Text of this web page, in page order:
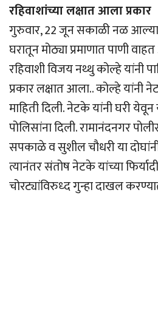
रहिवाशांच्या लक्षात आला प्रकार
गुरुवार, 22 जून सकाळी नळ
घरातून मोठ्या प्रमाणात पाणी
रहिवाशी विजय नथ्थु कोल्हे यांनी
प्रकार लक्षात आला.. कोल्हे यांनी
माहिती दिली. नेटके यांनी घरी येवून
पोलिसांना दिली. रामानंदनगर
सपकाळे व सुशील चौधरी या
त्यानंतर संतोष नेटके यांच्या
चोरट्यांविरुध्द गुन्हा दाखल